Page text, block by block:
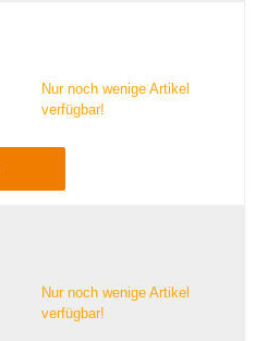
Nur noch wenige Artikel
verfügbar!
Nur noch wenige Artikel
verfügbar!